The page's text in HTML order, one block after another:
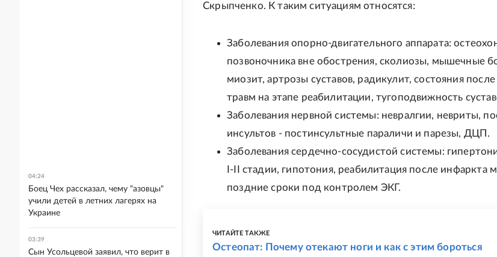
Скрыпченко. К таким ситуациям относятся:
Заболевания опорно-двигательного аппарата:
позвоночника вне обострения, сколиозы, мышечные
миозит, артрозы суставов, радикулит, состояния
травм на этапе реабилитации, тугоподвижность
Заболевания нервной системы: невралгии, невриты,
инсультов - постинсультные параличи и парезы, ДЦП.
Заболевания сердечно-сосудистой системы:
I-II стадии, гипотония, реабилитация после инфаркта
поздние сроки под контролем ЭКГ.
ЧИТАЙТЕ ТАКЖЕ
Остеопат: Почему отекают ноги и как с этим бороться
04:24
Боец Чех рассказал, чему "азовцы"
учили детей в летних лагерях на
Украине
03:39
Сын Усольцевой заявил, что верит в